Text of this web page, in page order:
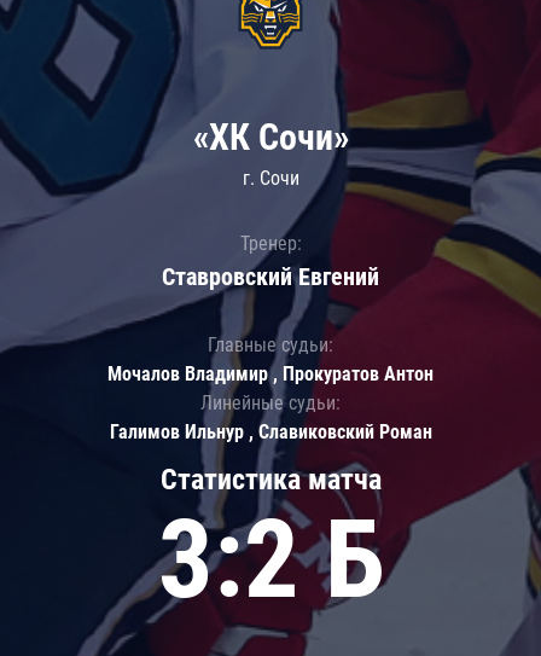
Статистика матча
3:2 Б
«ХК Сочи»
г. Сочи
Тренер:
Ставровский Евгений
Главные судьи:
Мочалов Владимир , Прокуратов Антон
Линейные судьи:
Галимов Ильнур , Славиковский Роман